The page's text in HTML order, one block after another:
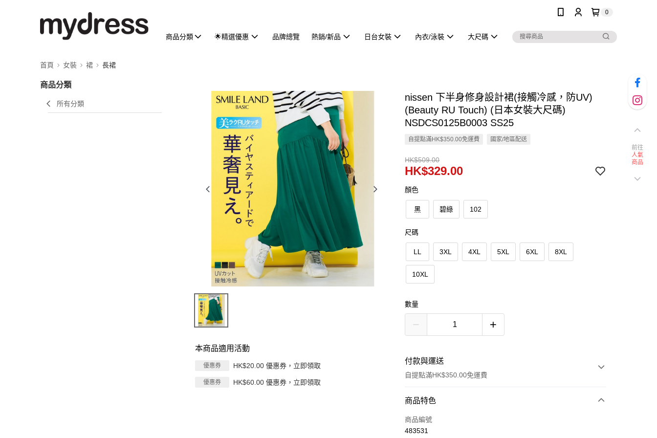
0
商品分類 🌟精選優惠 品牌總覽 熱銷/新品 日台女裝 內衣/泳裝 大尺碼
首頁 女裝 裙 長裙
商品分類
所有分類
本商品適用活動
優惠券 HK$20.00 優惠券，立即領取
優惠券 HK$60.00 優惠券，立即領取
nissen 下半身修身設計裙(接觸冷感，防UV)
(Beauty RU Touch) (日本女裝大尺碼)
NSDCS0125B0003 SS25
自提點滿HK$350.00免運費 國家/地區配送
HK$509.00
HK$329.00
顏色
黑 碧綠 102
尺碼
LL 3XL 4XL 5XL 6XL 8XL
10XL
數量
付款與運送
自提點滿HK$350.00免運費
付款方式
信用卡
商品特色
商品編號
483531
前往
人氣
商品